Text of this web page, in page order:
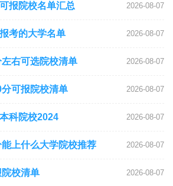
报院校名单汇总 2026-08-07
考的大学名单 2026-08-07
左右可选院校清单 2026-08-07
可报院校清单 2026-08-07
科院校2024 2026-08-07
上什么大学院校推荐 2026-08-07
校清单 2026-08-07